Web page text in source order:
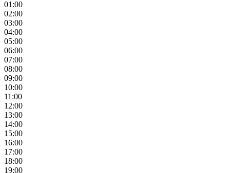
01:00
02:00
03:00
04:00
05:00
06:00
07:00
08:00
09:00
10:00
11:00
12:00
13:00
14:00
15:00
16:00
17:00
18:00
19:00